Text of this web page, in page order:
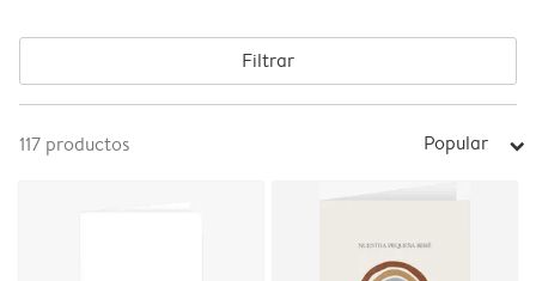
Filtrar
117 productos Popular arrow_right